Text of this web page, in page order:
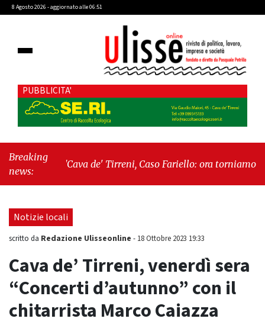
8 Agosto 2026 - aggiornato alle 06:51
PUBBLICITA'
Breaking
news:
"Cava de' Tirreni, Caso Fariello: ora torniamo ai
Notizie locali
scritto da Redazione Ulisseonline - 18 Ottobre 2023 19:33
Cava de’ Tirreni, venerdì sera
“Concerti d’autunno” con il
chitarrista Marco Caiazza